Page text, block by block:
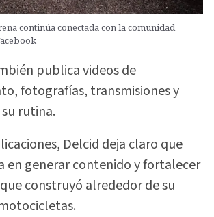
continúa conectada con la comunidad
publica videos de
fotografías, transmisiones y
rutina.
Delcid deja claro que
en generar contenido y fortalecer
construyó alrededor de su